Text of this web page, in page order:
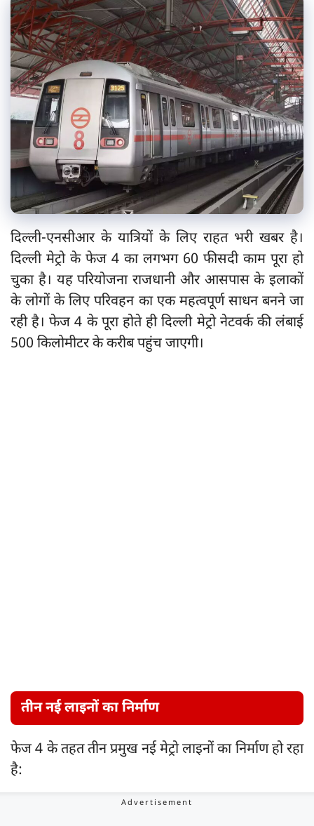
दिल्ली-एनसीआर के यात्रियों के लिए राहत भरी खबर है।
दिल्ली मेट्रो के फेज 4 का लगभग 60 फीसदी काम पूरा हो
चुका है। यह परियोजना राजधानी और आसपास के इलाकों
के लोगों के लिए परिवहन का एक महत्वपूर्ण साधन बनने जा
रही है। फेज 4 के पूरा होते ही दिल्ली मेट्रो नेटवर्क की लंबाई
500 किलोमीटर के करीब पहुंच जाएगी।
तीन नई लाइनों का निर्माण
फेज 4 के तहत तीन प्रमुख नई मेट्रो लाइनों का निर्माण हो रहा
है: